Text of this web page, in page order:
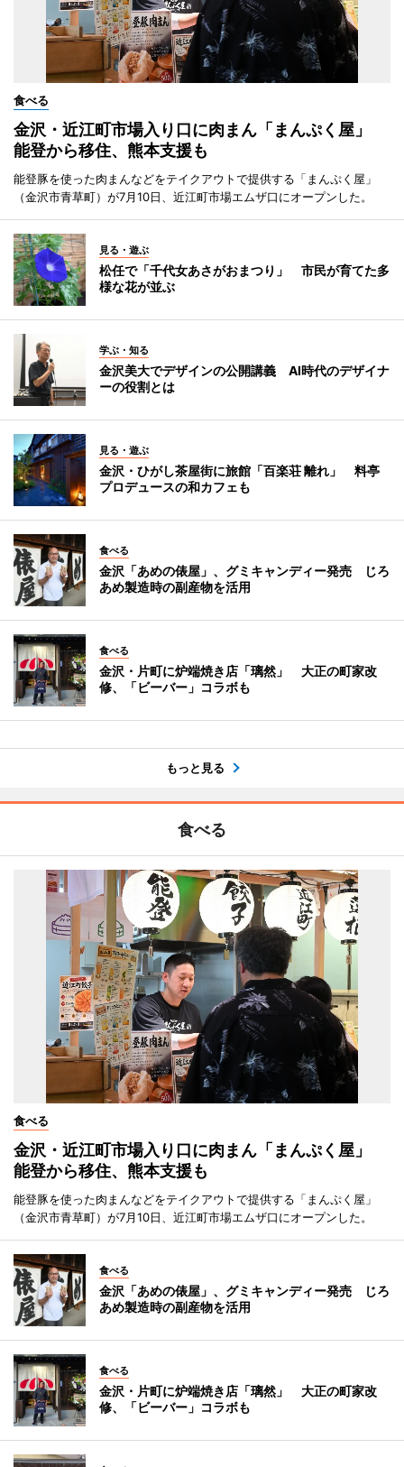
食べる
金沢・近江町市場入り口に肉まん「まんぷく屋」
能登から移住、熊本支援も
能登豚を使った肉まんなどをテイクアウトで提供する「まんぷく屋」
（金沢市青草町）が7月10日、近江町市場エムザ口にオープンした。
見る・遊ぶ
松任で「千代女あさがおまつり」 市民が育てた多
様な花が並ぶ
学ぶ・知る
金沢美大でデザインの公開講義 AI時代のデザイナ
ーの役割とは
見る・遊ぶ
金沢・ひがし茶屋街に旅館「百楽荘 離れ」 料亭
プロデュースの和カフェも
食べる
金沢「あめの俵屋」、グミキャンディー発売 じろ
あめ製造時の副産物を活用
食べる
金沢・片町に炉端焼き店「璃然」 大正の町家改
修、「ビーバー」コラボも
もっと見る
食べる
食べる
金沢・近江町市場入り口に肉まん「まんぷく屋」
能登から移住、熊本支援も
能登豚を使った肉まんなどをテイクアウトで提供する「まんぷく屋」
（金沢市青草町）が7月10日、近江町市場エムザ口にオープンした。
食べる
金沢「あめの俵屋」、グミキャンディー発売 じろ
あめ製造時の副産物を活用
食べる
金沢・片町に炉端焼き店「璃然」 大正の町家改
修、「ビーバー」コラボも